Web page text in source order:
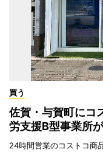
買う
佐賀・与賀町に
労支援B型事業所
24時間営業のコストコ商